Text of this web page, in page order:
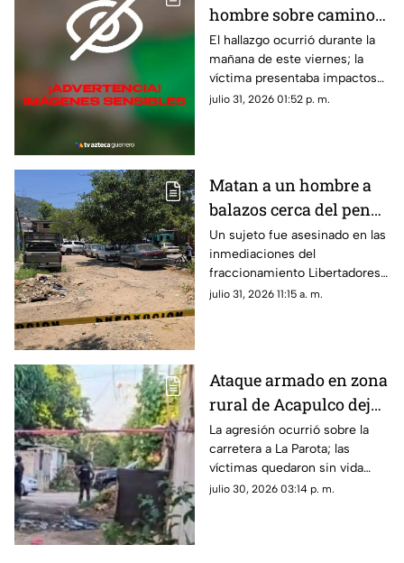
hombre sobre camino
de terracería en Iguala
El hallazgo ocurrió durante la
mañana de este viernes; la
víctima presentaba impactos
de bala.
julio 31, 2026 01:52 p. m.
Matan a un hombre a
balazos cerca del penal
de Acapulco
Un sujeto fue asesinado en las
inmediaciones del
fraccionamiento Libertadores
durante la tarde de este
julio 31, 2026 11:15 a. m.
Ataque armado en zona
rural de Acapulco deja
dos hombres muertos
La agresión ocurrió sobre la
carretera a La Parota; las
víctimas quedaron sin vida
dentro de un local de comida.
julio 30, 2026 03:14 p. m.